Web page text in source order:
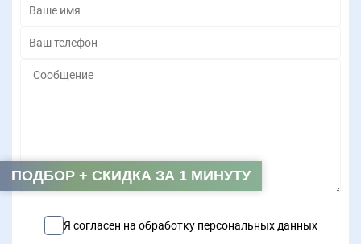
Я согласен на обработку персональных данных
ПОДБОР + СКИДКА ЗА 1 МИНУТУ